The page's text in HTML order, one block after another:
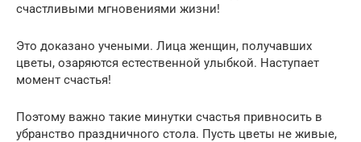
счастливыми мгновениями жизни!
Это доказано учеными. Лица женщин, получавших
цветы, озаряются естественной улыбкой. Наступает
момент счастья!
Поэтому важно такие минутки счастья привносить в
убранство праздничного стола. Пусть цветы не живые,